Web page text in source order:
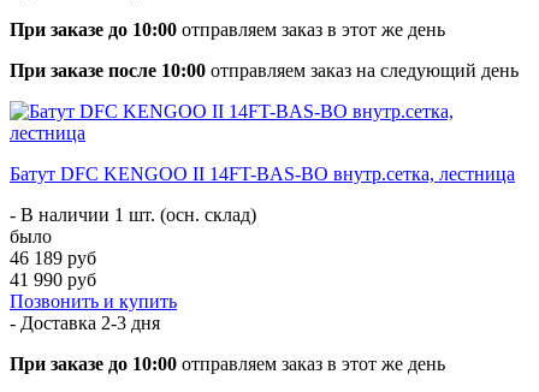
При заказе до 10:00 отправляем заказ в этот же день
При заказе после 10:00 отправляем заказ на следующий день
Батут DFC KENGOO II 14FT-BAS-BO внутр.сетка, лестница
- В наличии 1 шт. (осн. склад)
было
46 189 руб
41 990 руб
Позвонить и купить
- Доставка 2-3 дня
При заказе до 10:00 отправляем заказ в этот же день